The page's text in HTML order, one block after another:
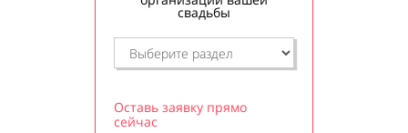
свадьбы
Оставь заявку прямо
сейчас